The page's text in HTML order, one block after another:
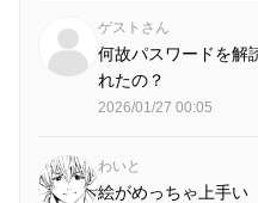
ゲストさん
何故パスワードを解
れたの？
2026/01/27 00:05
わいと
絵がめっちゃ上手い